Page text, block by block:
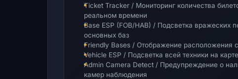
Ticket Tracker / Мониторинг количества
реальном времени
Base ESP (FOB/HAB) / Подсветка вражеских
основных баз
Friendly Bases / Отображение расположения
Vehicle ESP / Подсветка всей техники на карте
Admin Camera Detect / Предупреждение о
камер наблюдения